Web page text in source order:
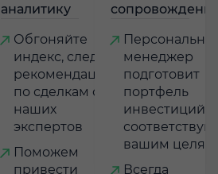
аналитику
Обгоняйте
индекс, следуя
рекомендациям
по сделкам от
наших
экспертов
Поможем
привести
менеджер
подготовит
портфель
инвестиций,
вашим целям
Всегда